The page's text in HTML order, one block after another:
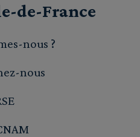
de-France
nous ?
nous